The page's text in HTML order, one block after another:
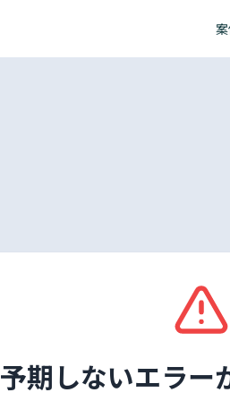
予期しないエラー